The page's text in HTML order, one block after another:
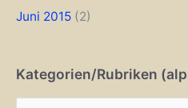
Juni 2015 (2)
Kategorien/Rubriken